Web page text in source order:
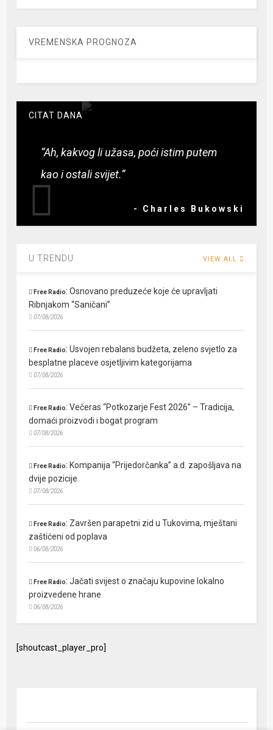
VREMENSKA PROGNOZA
CITAT DANA
“Ah, kakvog li užasa, poći istim putem
kao i ostali svijet.”
- Charles Bukowski
U TRENDU VIEW ALL
Free Radio:Osnovano preduzeće koje će upravljati
Ribnjakom “Saničani”
07/08/2026
Free Radio:Usvojen rebalans budžeta, zeleno svjetlo za
besplatne placeve osjetljivim kategorijama
07/08/2026
Free Radio:Večeras “Potkozarje Fest 2026” – Tradicija,
domaći proizvodi i bogat program
07/08/2026
Free Radio: Kompanija “Prijedorčanka” a.d. zapošljava na
dvije pozicije
07/08/2026
Free Radio: Završen parapetni zid u Tukovima, mještani
zaštićeni od poplava
06/08/2026
Free Radio:Jačati svijest o značaju kupovine lokalno
proizvedene hrane
06/08/2026
[shoutcast_player_pro]